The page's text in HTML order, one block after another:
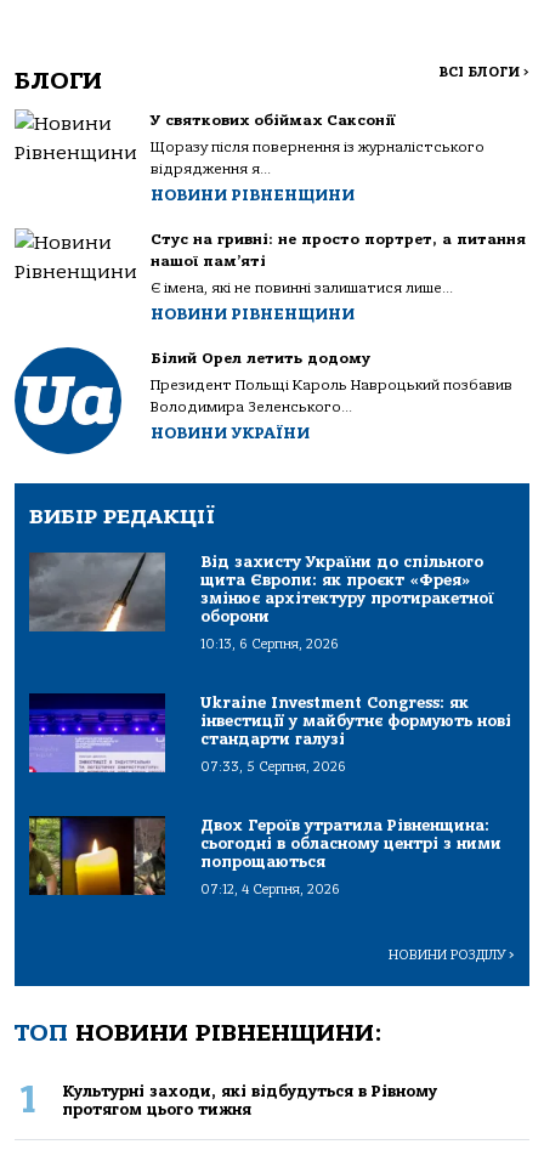
БЛОГИ ВСІ БЛОГИ >
У святкових обіймах Саксонії
Щоразу після повернення із журналістського
відрядження я...
НОВИНИ РІВНЕНЩИНИ
Стус на гривні: не просто портрет, а питання
нашої пам’яті
Є імена, які не повинні залишатися лише...
НОВИНИ РІВНЕНЩИНИ
Білий Орел летить додому
Президент Польщі Кароль Навроцький позбавив
Володимира Зеленського...
НОВИНИ УКРАЇНИ
ВИБІР РЕДАКЦІЇ
Від захисту України до спільного
щита Європи: як проєкт «Фрея»
змінює архітектуру протиракетної
оборони
10:13, 6 Серпня, 2026
Ukraine Investment Congress: як
інвестиції у майбутнє формують нові
стандарти галузі
07:33, 5 Серпня, 2026
Двох Героїв утратила Рівненщина:
сьогодні в обласному центрі з ними
попрощаються
07:12, 4 Серпня, 2026
НОВИНИ РОЗДІЛУ>
ТОП НОВИНИ РІВНЕНЩИНИ:
1
Культурні заходи, які відбудуться в Рівному
протягом цього тижня